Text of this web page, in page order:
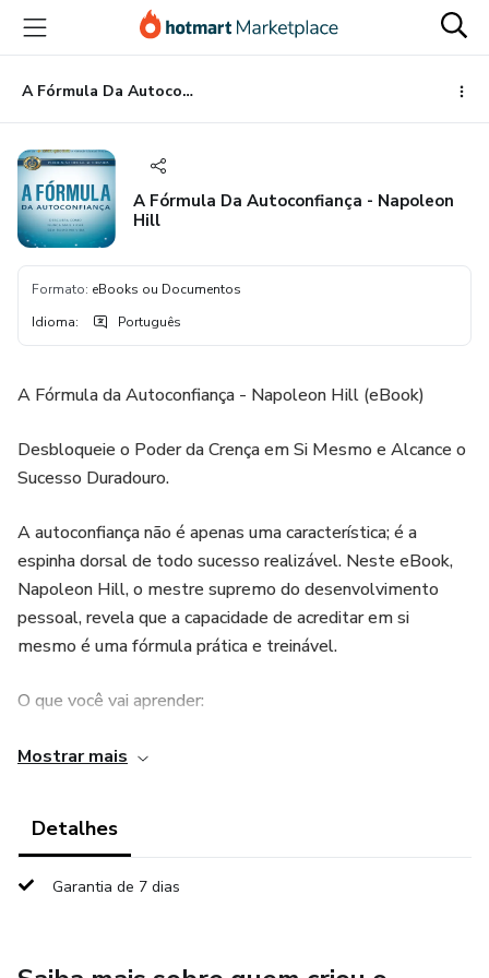
para
conteúdo
principal
para
pagamento
para
rodapé
A Fórmula Da Autoconfiança - Napoleon Hill
A Fórmula Da Autoconfiança - Napoleon
Hill
Formato: eBooks ou Documentos
Idioma: Português
A Fórmula da Autoconfiança - Napoleon Hill (eBook)
Desbloqueie o Poder da Crença em Si Mesmo e Alcance o
Sucesso Duradouro.
A autoconfiança não é apenas uma característica; é a
espinha dorsal de todo sucesso realizável. Neste eBook,
Napoleon Hill, o mestre supremo do desenvolvimento
pessoal, revela que a capacidade de acreditar em si
mesmo é uma fórmula prática e treinável.
O que você vai aprender:
O Segredo da Mentalidade Vencedora: Aprenda a
auto-sugestão e afirmações diárias para construir uma
Mostrar mais
Detalhes
Garantia de 7 dias